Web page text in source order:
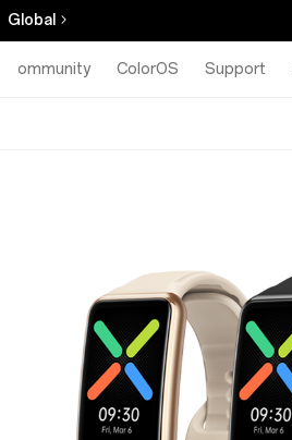
Global
Community ColorOS Support